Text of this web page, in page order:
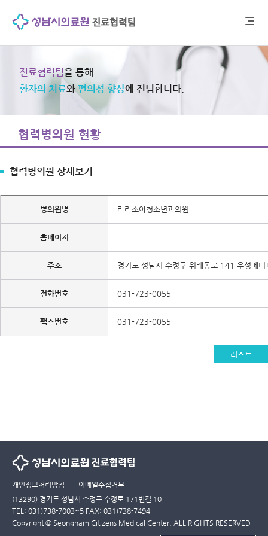
진료협력팀을 통해
환자의 치료와편의성 향상에 전념합니다.
협력병의원 현황
협력병의원 상세보기
병의원명 라라소아청소년과의원
홈페이지
주소 경기도 성남시 수정구 위례동로 141 우성메
전화번호 031-723-0055
팩스번호 031-723-0055
리스트
개인정보처리방침
이메일수집거부
(13290) 경기도 성남시 수정구 수정로 171번길 10
TEL: 031)738-7003~5 FAX: 031)738-7494
Copyright © Seongnam Citizens Medical Center, ALL RIGHTS RESERVED